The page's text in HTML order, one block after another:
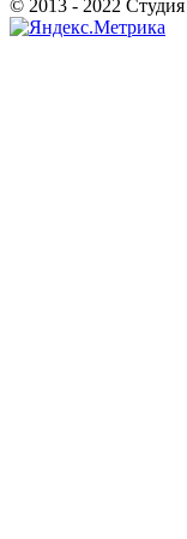
© 2013 - 2022